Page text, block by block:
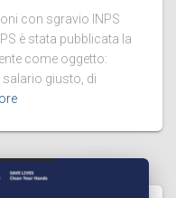
con sgravio INPS
è stata pubblicata la
come oggetto:
salario giusto, di